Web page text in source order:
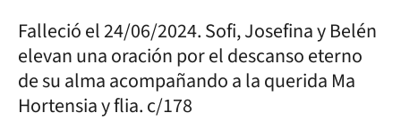
Falleció el 24/06/2024. Sofi, Josefina y Belén
elevan una oración por el descanso eterno
de su alma acompañando a la querida Ma
Hortensia y flia. c/178